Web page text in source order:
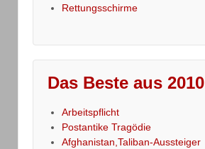
Rettungsschirme
Das Beste aus 2010
Arbeitspflicht
Postantike Tragödie
Afghanistan,Taliban-Aussteiger